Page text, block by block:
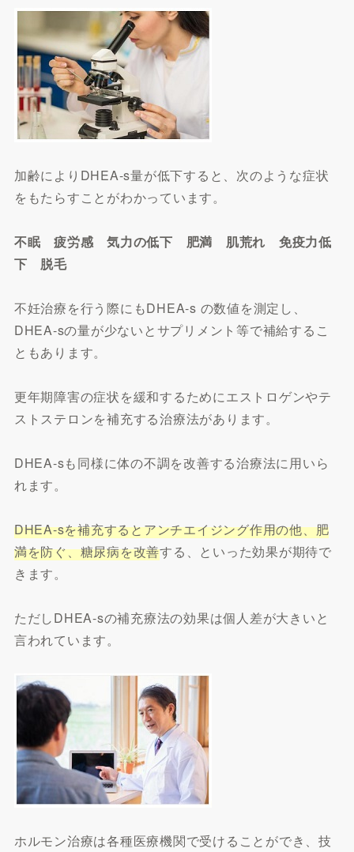
加齢によりDHEA-s量が低下すると、次のような症状
をもたらすことがわかっています。
不眠 疲労感 気力の低下 肥満 肌荒れ 免疫力低
下 脱毛
不妊治療を行う際にもDHEA-s の数値を測定し、
DHEA-sの量が少ないとサプリメント等で補給するこ
ともあります。
更年期障害の症状を緩和するためにエストロゲンやテ
ストステロンを補充する治療法があります。
DHEA-sも同様に体の不調を改善する治療法に用いら
れます。
DHEA-sを補充するとアンチエイジング作用の他、肥
満を防ぐ、糖尿病を改善する、といった効果が期待で
きます。
ただしDHEA-sの補充療法の効果は個人差が大きいと
言われています。
ホルモン治療は各種医療機関で受けることができ、技